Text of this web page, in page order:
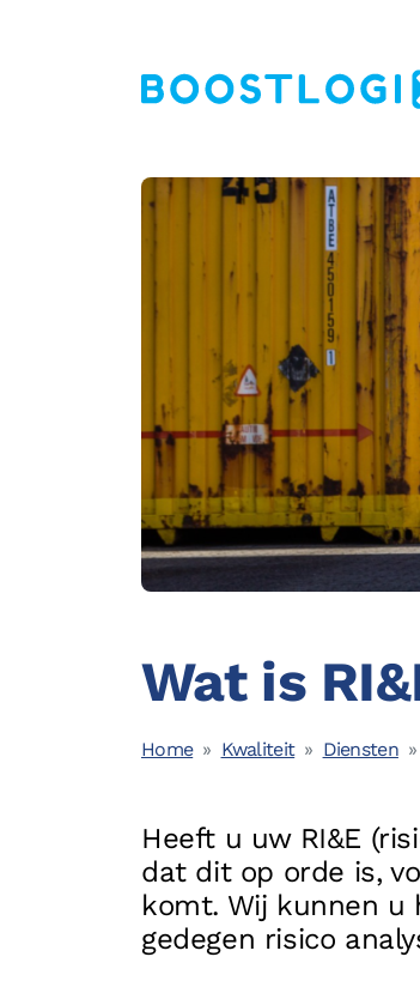
Operations
Business
Kwaliteit
Opleidingen
Wat is
Home Kwaliteit Diensten
Heeft u uw RI&E
dat dit op orde is,
komt. Wij kunnen u
gedegen risico